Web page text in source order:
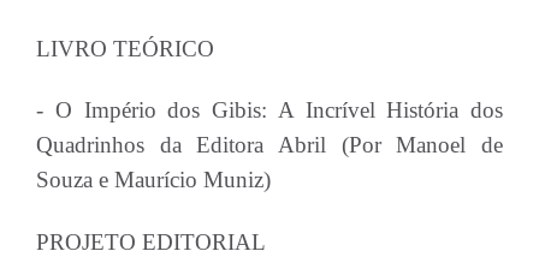
LIVRO TEÓRICO
- O Império dos Gibis: A Incrível História dos
Quadrinhos da Editora Abril (Por Manoel de
Souza e Maurício Muniz)
PROJETO EDITORIAL